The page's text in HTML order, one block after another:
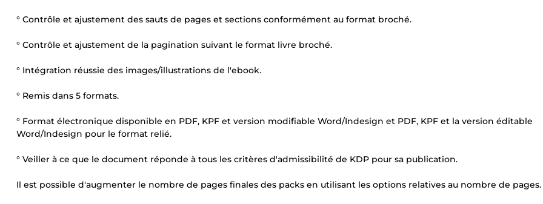
° Contrôle et ajustement des sauts de pages et sections conformément au format broché.
° Contrôle et ajustement de la pagination suivant le format livre broché.
° Intégration réussie des images/illustrations de l'ebook.
° Remis dans 5 formats.
° Format électronique disponible en PDF, KPF et version modifiable Word/Indesign et PDF, KPF et la version éditable
Word/Indesign pour le format relié.
° Veiller à ce que le document réponde à tous les critères d'admissibilité de KDP pour sa publication.
Il est possible d'augmenter le nombre de pages finales des packs en utilisant les options relatives au nombre de pages.